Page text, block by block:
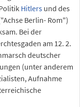
Hitlers und des
Berlin- Rom")
Bei der
am 12. 2.
deutscher
(unter anderem
Aufnahme